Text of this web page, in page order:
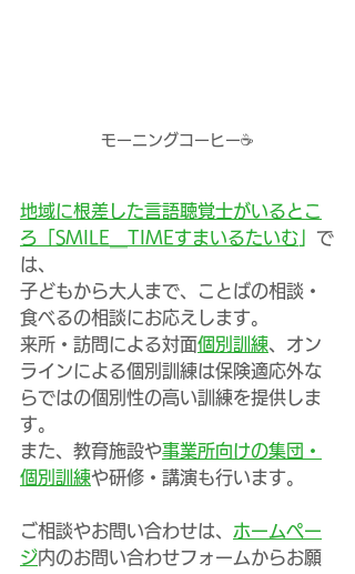
モーニングコーヒー☕
地域に根差した言語聴覚士がいるとこ
ろ「SMILE＿TIMEすまいるたいむ
で
は、
子どもから大人まで、ことばの相談・
食べるの相談にお応えします。
来所・訪問による対面個別訓練、オン
ラインによる個別訓練は保険適応外な
らではの個別性の高い訓練を提供しま
す。
また、教育施設や事業所向けの集団・
個別訓練や研修・講演も行います。
ご相談やお問い合わせは、 ホームペー
ジ内のお問い合わせフォームからお願